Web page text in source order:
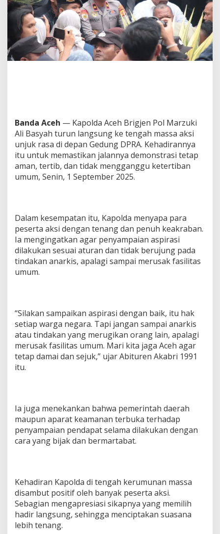
,
K
a
p
o
l
d
e
g
a
s
I
n
g
a
n
P
e
n
d
e
r
T
d
a
k
i
s
Banda Aceh — Kapolda Aceh Brigjen Pol Marzuki
Ali Basyah turun langsung ke tengah massa aksi
unjuk rasa di depan Gedung DPRA. Kehadirannya
itu untuk memastikan jalannya demonstrasi tetap
aman, tertib, dan tidak mengganggu ketertiban
umum, Senin, 1 September 2025.
Dalam kesempatan itu, Kapolda menyapa para
peserta aksi dengan tenang dan penuh keakraban.
Ia mengingatkan agar penyampaian aspirasi
dilakukan sesuai aturan dan tidak berujung pada
tindakan anarkis, apalagi sampai merusak fasilitas
umum.
“Silakan sampaikan aspirasi dengan baik, itu hak
setiap warga negara. Tapi jangan sampai anarkis
atau tindakan yang merugikan orang lain, apalagi
merusak fasilitas umum. Mari kita jaga Aceh agar
tetap damai dan sejuk,” ujar Abituren Akabri 1991
itu.
Ia juga menekankan bahwa pemerintah daerah
maupun aparat keamanan terbuka terhadap
penyampaian pendapat selama dilakukan dengan
cara yang bijak dan bermartabat.
Kehadiran Kapolda di tengah kerumunan massa
disambut positif oleh banyak peserta aksi.
Sebagian mengapresiasi sikapnya yang memilih
hadir langsung, sehingga menciptakan suasana
lebih tenang.